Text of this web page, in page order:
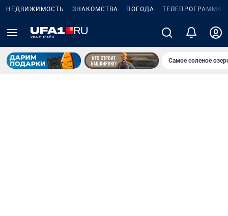
НЕДВИЖИМОСТЬ ЗНАКОМСТВА ПОГОДА ТЕЛЕПРОГРАММА
Самое соленое